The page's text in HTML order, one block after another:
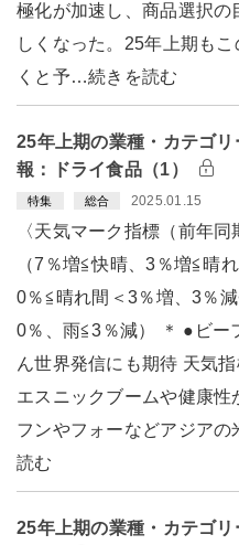
極化が加速し、商品選択の
しくなった。25年上期も
くと予…続きを読む
25年上期の業種・カテゴリ
報：ドライ食品（1）
特集 総合 2025.01.15
〈天気マーク指標（前年同
（7％増≦快晴、3％増≦晴れ
0％≦晴れ間＜3％増、3％減
0％、雨≦3％減） ＊ ●ビ
ん世界発信にも期待 天気
エスニックブームや健康性
フンやフォーなどアジア
読む
25年上期の業種・カテゴ